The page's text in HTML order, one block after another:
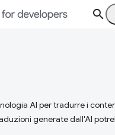
AI per tradurre i
generate dall'AI